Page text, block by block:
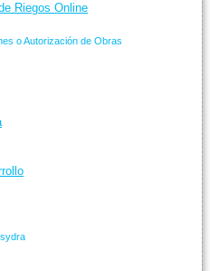
Riegos Online
o Autorización de Obras